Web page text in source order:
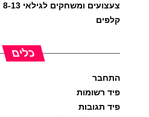
צעצועים ומשחקים לגילאי 8-13
קלפים
כלים
התחבר
פיד רשומות
פיד תגובות